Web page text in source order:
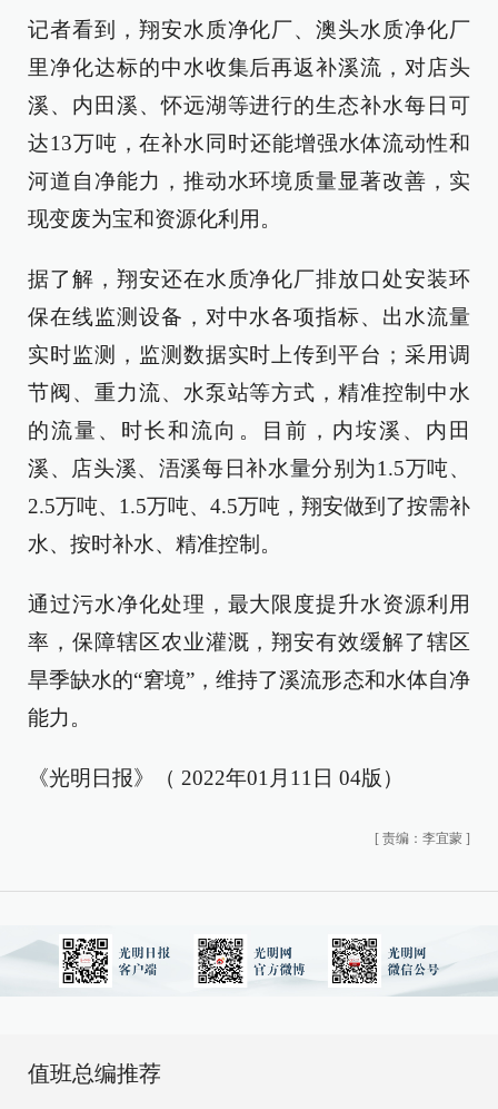
记者看到，翔安水质净化厂、澳头水质净化厂
里净化达标的中水收集后再返补溪流，对店头
溪、内田溪、怀远湖等进行的生态补水每日可
达13万吨，在补水同时还能增强水体流动性和
河道自净能力，推动水环境质量显著改善，实
现变废为宝和资源化利用。
据了解，翔安还在水质净化厂排放口处安装环
保在线监测设备，对中水各项指标、出水流量
实时监测，监测数据实时上传到平台；采用调
节阀、重力流、水泵站等方式，精准控制中水
的流量、时长和流向。目前，内垵溪、内田
溪、店头溪、浯溪每日补水量分别为1.5万吨、
2.5万吨、1.5万吨、4.5万吨，翔安做到了按需补
水、按时补水、精准控制。
通过污水净化处理，最大限度提升水资源利用
率，保障辖区农业灌溉，翔安有效缓解了辖区
旱季缺水的“窘境”，维持了溪流形态和水体自净
能力。
《光明日报》（ 2022年01月11日 04版）
[ 责编：李宜蒙 ]
值班总编推荐